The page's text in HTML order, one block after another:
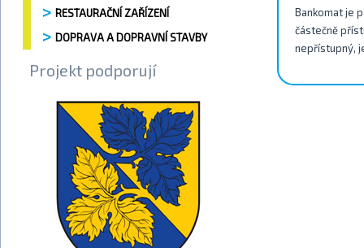
RESTAURAČNÍ ZAŘÍZENÍ
DOPRAVA A DOPRAVNÍ STAVBY
Projekt podporují
Bankomat je
částečně
nepřístupný,